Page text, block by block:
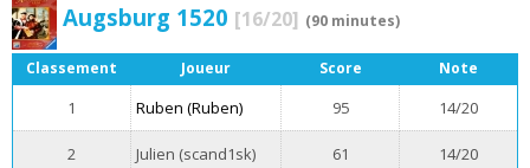
Augsburg 1520 [16/20] (90 minutes)
Classement Joueur Score Note
1 Ruben (Ruben) 95 14/20
2 Julien (scand1sk) 61 14/20